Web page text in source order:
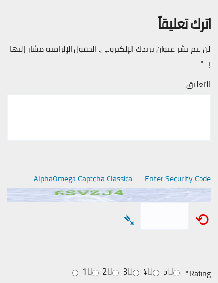
اترك تعليقاً
لن يتم نشر عنوان بريدك الإلكتروني. الحقول الإلزامية مشار إليها
بـ*
التعليق
AlphaOmega Captcha Classica – Enter Security Code
⟲
➴
Rating
*
5
4
3
2
1